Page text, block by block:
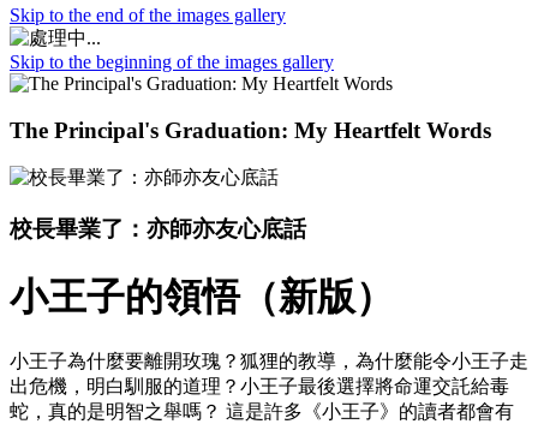
Skip to the end of the images gallery
Skip to the beginning of the images gallery
The Principal's Graduation: My Heartfelt Words
校長畢業了：亦師亦友心底話
小王子的領悟（新版）
小王子為什麼要離開玫瑰？狐狸的教導，為什麼能令小王子走
出危機，明白馴服的道理？小王子最後選擇將命運交託給毒
蛇，真的是明智之舉嗎？ 這是許多《小王子》的讀者都會有